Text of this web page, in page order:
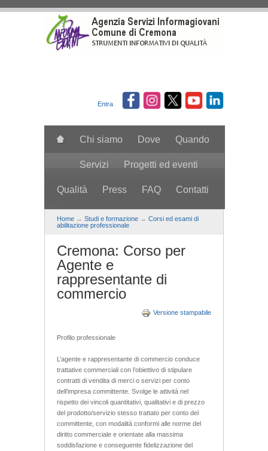
Entra
Chi siamo Dove Quando
Servizi Progetti ed eventi
Qualità Press FAQ Contatti
Home → Studi e formazione → Corsi ed esami di
abilitazione professionale
Cremona: Corso per
Agente e
rappresentante di
commercio
Versione stampabile
Profilo professionale
L’agente e rappresentante di commercio conduce
trattative commerciali con l’obiettivo di stipulare
contratti di vendita di merci o servizi per conto
dell’impresa committente. Svolge le attività nel
rispetto dei vincoli quantitativi, qualitativi e di prezzo
del prodotto/servizio stesso trattato per conto del
committente, con modalità conformi alle norme del
diritto commerciale e orientate alla massima
soddisfazione e conseguente fidelizzazione del